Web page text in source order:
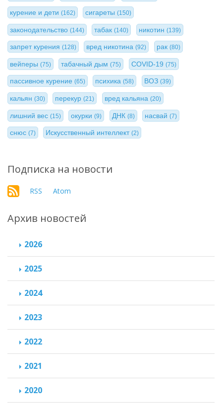
курение и дети (162) сигареты(150)
законодательство (144) табак(140) никотин (139)
запрет курения (128) вред никотина(92) рак (80)
вейперы (75) табачный дым(75) COVID-19 (75)
пассивное курение (65) психика(58) ВОЗ (39)
кальян (30) перекур(21) вред кальяна (20)
лишний вес (15) окурки(9) ДНК (8) насвай(7)
снюс (7) Искусственный интеллект(2)
Подписка на новости
RSS Atom
Архив новостей
2026
2025
2024
2023
2022
2021
2020